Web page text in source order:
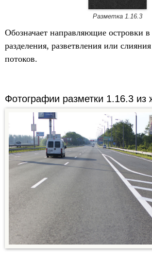
Разметка 1.16.3
Обозначает направляющие островки в
разделения, разветвления или
потоков.
Фотографии разметки 1.16.3 из